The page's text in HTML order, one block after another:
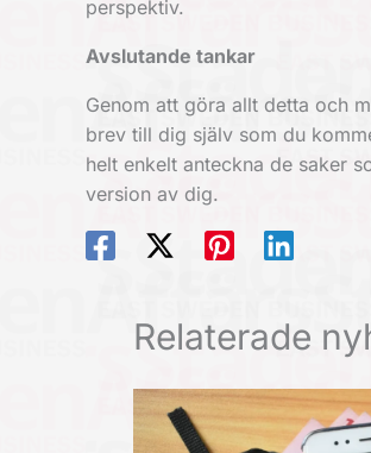
perspektiv.
Avslutande tankar
Genom att göra allt detta och
brev till dig själv som du
helt enkelt anteckna de saker
version av dig.
Relaterade